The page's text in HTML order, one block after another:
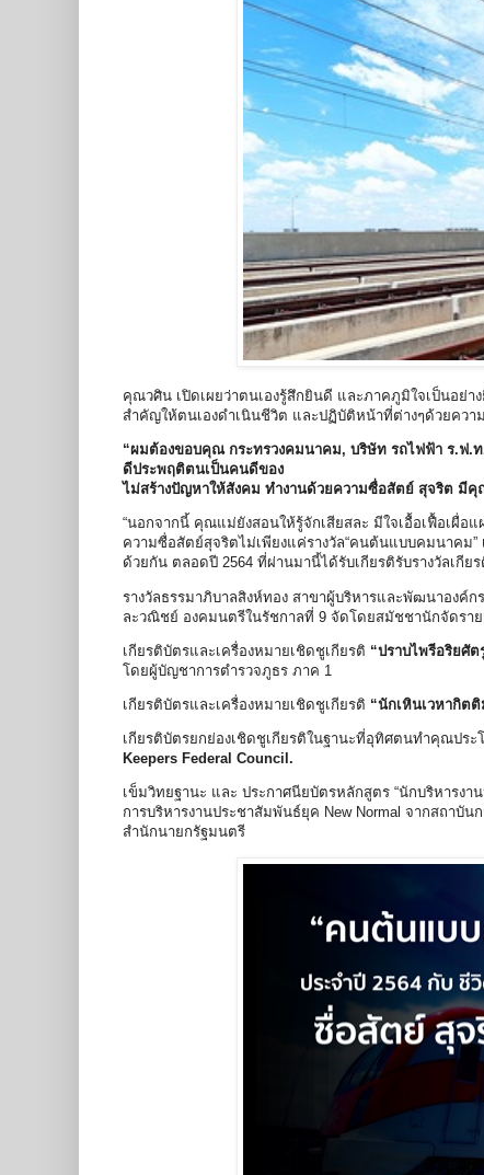
คุณวศิน เปิดเผยว่าตนเองรู้สึกยินดี และภาคภูมิใจเป็นอย่
สำคัญให้ตนเองดำเนินชีวิต และปฏิบัติหน้าที่ต่างๆด้วยคว
“ผมต้องขอบคุณ กระทรวงคมนาคม, บริษัท รถไฟฟ้า ร.ฟ.
ดีประพฤติตนเป็นคนดีของ
ไม่สร้างปัญหาให้สังคม ทำงานด้วยความซื่อสัตย์ สุจริต มี
“นอกจากนี้ คุณแม่ยังสอนให้รู้จักเสียสละ มีใจเอื้อเฟื้อเผื่อ
ความซื่อสัตย์สุจริตไม่เพียงแค่รางวัล“คนต้นแบบคมนาคม
ด้วยกัน ตลอดปี 2564 ที่ผ่านมานี้ได้รับเกียรติรับรางวัลเกี
รางวัลธรรมาภิบาลสิงห์ทอง สาขาผู้บริหารและพัฒนาอง
ละวณิชย์ องคมนตรีในรัชกาลที่ 9 จัดโดยสมัชชานักจัดรา
เกียรติบัตรและเครื่องหมายเชิดชูเกียรติ “ปราบไพรีอริยศั
โดยผู้บัญชาการตำรวจภูธร ภาค 1
เกียรติบัตรและเครื่องหมายเชิดชูเกียรติ “นักเหินเวหากิต
เกียรติบัตรยกย่องเชิดชูเกียรติในฐานะที่อุทิศตนทำคุณป
Keepers Federal Council.
เข็มวิทยฐานะ และ ประกาศนียบัตรหลักสูตร “นักบริหารงา
การบริหารงานประชาสัมพันธ์ยุค New Normal จากสถาบั
สำนักนายกรัฐมนตรี